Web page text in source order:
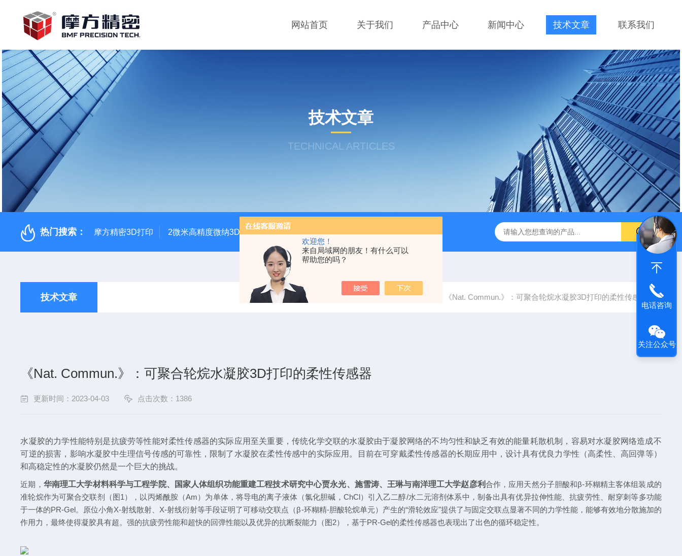
欢迎您！
来自局域网的朋友！有什么可以
帮助您的吗？
网站首页 关于我们 产品中心 新闻中心 技术文章 联系我们
技术文章
TECHNICAL ARTICLES
热门搜索： 摩方精密3D打印 2微米高精度微纳3D打印系统 microArch S240A10μm高精度微纳3D打印 器官芯片3d打印 nanoArch P14010μm精度微纳3D打印系统
技术文章 当前位置：首页 技术文章 《Nat. Commun.》：可聚合轮烷水凝胶3D打印的柔性传感器
《Nat. Commun.》：可聚合轮烷水凝胶3D打印的柔性传感器
更新时间：2023-04-03 点击次数：1386
水凝胶的力学性能特别是抗疲劳等性能对柔性传感器的实际应用至关重要，传统化学交联的水凝胶由于凝胶网络的不均匀性和缺乏有效的能量耗散机制，容易对水凝胶网络造成不
可逆的损害，影响水凝胶中生理信号传感的可靠性，限制了水凝胶在柔性传感中的实际应用 。目前在可穿戴柔性传感器的长期应用 中，设计具有优良 力学性 （高柔性、高回弹等）
和高稳定性的水凝胶仍然是一个巨大的挑战。
近期， 华南理工大学材料科学与工程学院、 国家人体组织功能重建工程技术研究中心贾永光、施雪涛、王琳与南洋理工大学赵彦利合作，应用天然分子胆酸和β-环糊精主客体组装成的
准轮烷作为可聚合交联剂（图1 ） ， 以丙烯酰胺（Am）为单体，将导电的离子液体（氯化胆碱， ChCl）引入乙二醇/水二元溶剂体系中，制备出具有优异拉伸性能、抗疲劳性
耐穿刺等多功能
于一体的PR-Gel。原位小角X-射线散射、 X-射线衍射等手段证明了可移动交联点 （β-环糊精-胆酸轮烷单元） 产生的“滑轮效应"提供了与固定交联点显著不同的力学性能，能够有效地分散施加的
作用力，最终使得凝胶具有超。强的抗疲劳性能和超快的回弹性能以及优异的抗断裂能力（图2） ，基于PR-Gel的柔性传感器也表现出了出色的循环稳定性。
电话咨询
关注公众号